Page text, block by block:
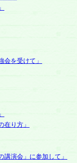
会を受けて」
在り方」
演会」に参加して」